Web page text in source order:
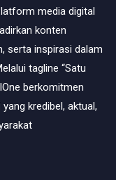
media digital
konten
serta inspirasi dalam
tagline “Satu
berkomitmen
kredibel, aktual,